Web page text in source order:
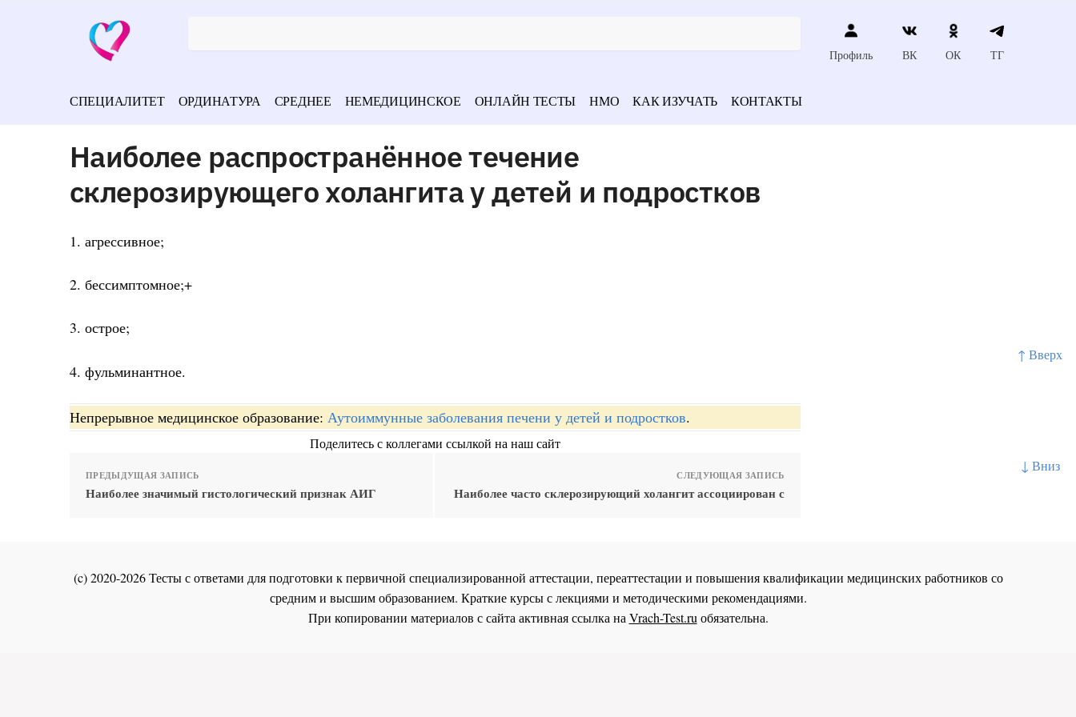
↑ Вверх
↓ Вниз
Профиль ВК ОК ТГ
СПЕЦИАЛИТЕТ ОРДИНАТУРА СРЕДНЕЕ НЕМЕДИЦИНСКОЕ ОНЛАЙН ТЕСТЫ НМО КАК ИЗУЧАТЬ КОНТАКТЫ
Наиболее распространённое течение
склерозирующего холангита у детей и подростков
1. агрессивное;
2. бессимптомное;+
3. острое;
4. фульминантное.
Непрерывное медицинское образование: Аутоиммунные заболевания печени у детей и подростков.
Поделитесь с коллегами ссылкой на наш сайт
ПРЕДЫДУЩАЯ ЗАПИСЬ
Наиболее значимый гистологический признак АИГ
СЛЕДУЮЩАЯ ЗАПИСЬ
Наиболее часто склерозирующий холангит ассоциирован с
(c) 2020-2026 Тесты с ответами для подготовки к первичной специализированной аттестации, переаттестации и повышения квалификации медицинских работников со
средним и высшим образованием. Краткие курсы с лекциями и методическими рекомендациями.
При копировании материалов с сайта активная ссылка наVrach-Test.ruобязательна.